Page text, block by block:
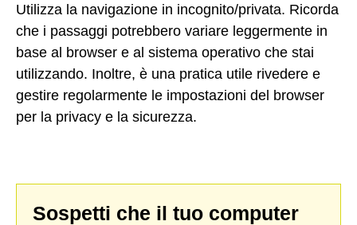
Utilizza la navigazione in incognito/privata. Ricorda
che i passaggi potrebbero variare leggermente in
base al browser e al sistema operativo che stai
utilizzando. Inoltre, è una pratica utile rivedere e
gestire regolarmente le impostazioni del browser
per la privacy e la sicurezza.
Sospetti che il tuo computer